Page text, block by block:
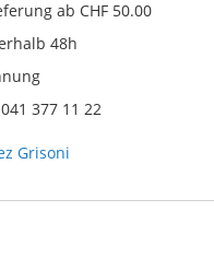
ab CHF 50.00
48h
377 11 22
Inhalt